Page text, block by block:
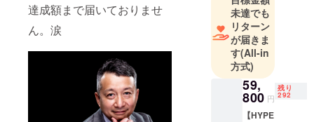
達成額まで届いておりませ
ん。涙
業や商品の
魅力を最大
限に引き出
し、 インパ
クトのある
「ファース
トインプ
未達でも
リターン
が届きま
す(All-in
方式)
59,
800 円
残り
292
【HYPE